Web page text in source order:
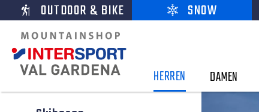
OUTDOOR & BIKE SNOW
HERREN DAMEN